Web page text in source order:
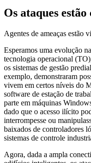
Os ataques
Agentes de ameaças estão
Esperamos uma evolução
tecnologia operacional
os sistemas de gestão
exemplo, demonstraram
vivem em certos níveis do
software de estação de
parte em máquinas
dado que o acesso ilícito
interrompesse ou
baixados de controladores
sistemas de controle
Agora, dada a ampla